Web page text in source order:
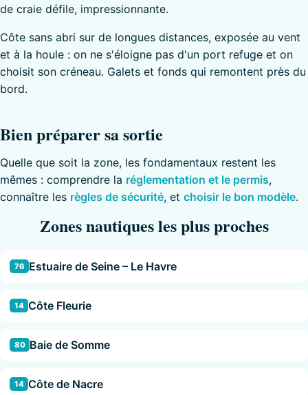
de craie défile, impressionnante.
Côte sans abri sur de longues distances, exposée au vent
et à la houle : on ne s'éloigne pas d'un port refuge et on
choisit son créneau. Galets et fonds qui remontent près du
bord.
Bien préparer sa sortie
Quelle que soit la zone, les fondamentaux restent les
mêmes : comprendre la réglementation et le permis,
connaître les règles de sécurité, et choisir le bon modèle.
Zones nautiques les plus proches
76 Estuaire de Seine – Le Havre
14 Côte Fleurie
80 Baie de Somme
14 Côte de Nacre